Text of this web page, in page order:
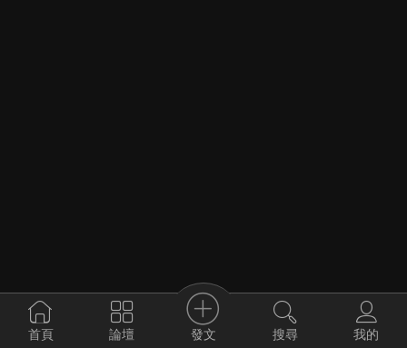
首頁 論壇 發文 搜尋 我的